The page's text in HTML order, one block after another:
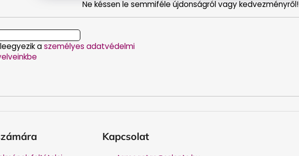
Ne késsen le semmiféle újdonságról vagy kedvezményről!
aszemélyes adatvédelmi
Kapcsolat